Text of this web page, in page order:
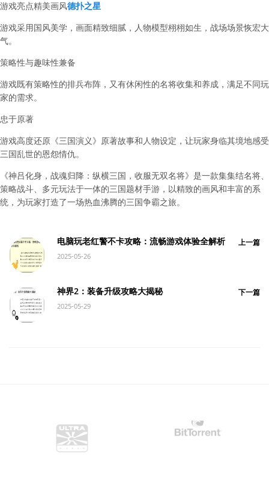
游戏亮点精美画风德扑之星
游戏采用国风美学，画面精致细腻，人物模型栩栩如生，战场场景恢宏大
气。
策略性与趣味性兼备
游戏既有策略性的排兵布阵，又有休闲性的名将收集和养成，满足不同玩
家的需求。
忠于原著
游戏高度还原《三国演义》原著故事和人物设定，让玩家身临其境地感受
三国乱世的恩怨情仇。
《神吕化身，战魂归降：纵横三国，收服无双名将》是一款集集结名将、
策略战斗、多元玩法于一体的三国题材手游，以精致的画风和丰富的系
统，为玩家打造了一场热血沸腾的三国争霸之旅。
电脑玩老红警不卡攻略：流畅游戏体验全解析
2025-05-26
上一篇
神界2：装备升级攻略大揭秘
2025-05-29
下一篇